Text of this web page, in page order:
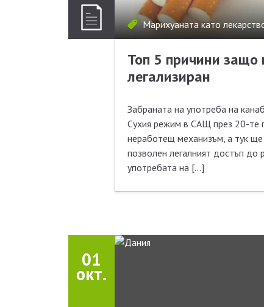
Марихуаната като
Топ 5 причини защо
легализиран
Забраната на употреба на
Сухия режим в САЩ през 20-те
неработещ механизъм, а тук
позволен легалният достъп
употребата на […]
01
окт.